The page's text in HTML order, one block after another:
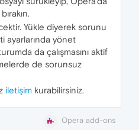
Yükle diyerek sorunu
ayarlarında yönet
da çalışmasını aktif
de sorunsuz
iletişim kurabilirsiniz.
Opera add-ons